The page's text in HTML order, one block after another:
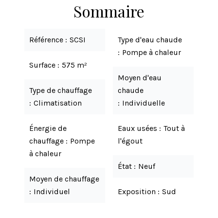
Sommaire
Référence SCSI
Surface 575 m²
Type de chauffage
Climatisation
Énergie de
chauffage
Pompe
à chaleur
Moyen de chauffage
Individuel
Type d'eau chaude
Pompe à chaleur
Moyen d'eau
chaude
Individuelle
Eaux usées
Tout à
l'égout
État Neuf
Exposition Sud